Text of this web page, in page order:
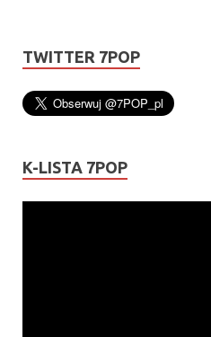
TWITTER 7POP
K-LISTA 7POP